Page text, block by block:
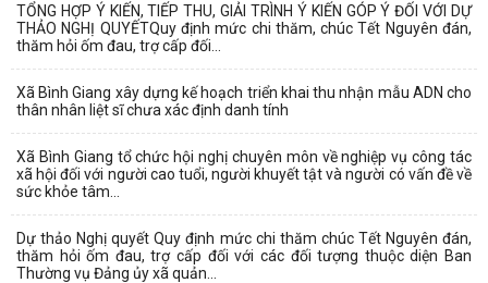
TỔNG HỢP Ý KIẾN, TIẾP THU, GIẢI TRÌNH Ý KIẾN GÓP Ý ĐỐI VỚI DỰ
THẢO NGHỊ QUYẾTQuy định mức chi thăm, chúc Tết Nguyên đán,
thăm hỏi ốm đau, trợ cấp đối...
Xã Bình Giang xây dựng kế hoạch triển khai thu nhận mẫu ADN cho
thân nhân liệt sĩ chưa xác định danh tính
Xã Bình Giang tổ chức hội nghị chuyên môn về nghiệp vụ công tác
xã hội đối với người cao tuổi, người khuyết tật và người có vấn đề về
sức khỏe tâm...
Dự thảo Nghị quyết Quy định mức chi thăm chúc Tết Nguyên đán,
thăm hỏi ốm đau, trợ cấp đối với các đối tượng thuộc diện Ban
Thường vụ Đảng ủy xã quản...